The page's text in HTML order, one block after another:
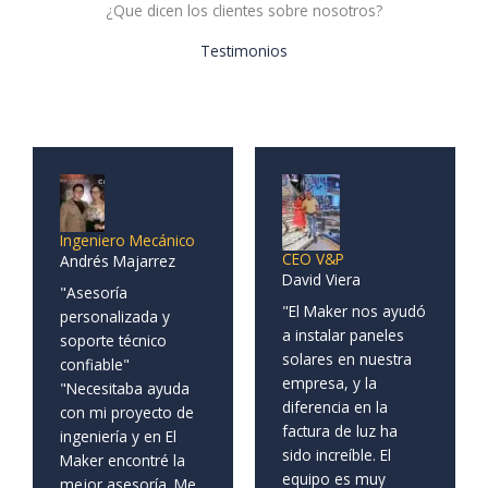
¿Que dicen los clientes sobre nosotros?
Testimonios
Ingeniero Mecánico
Andrés Majarrez
"Asesoría
personalizada y
soporte técnico
confiable"
"Necesitaba ayuda
con mi proyecto de
ingeniería y en El
Maker encontré la
mejor asesoría. Me
CEO V&P
David Viera
"El Maker nos ayudó
a instalar paneles
solares en nuestra
empresa, y la
diferencia en la
factura de luz ha
sido increíble. El
equipo es muy